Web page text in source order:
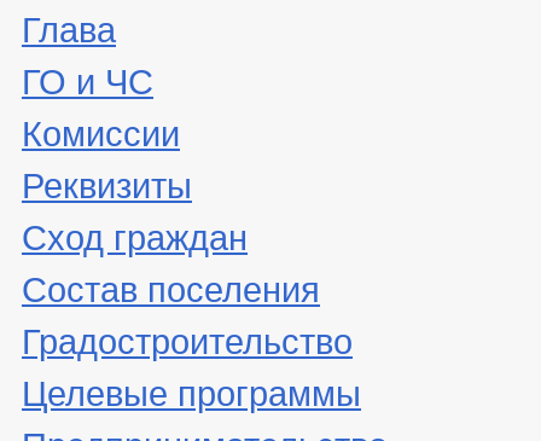
Глава
ГО и ЧС
Комиссии
Реквизиты
Сход граждан
Состав поселения
Градостроительство
Целевые программы